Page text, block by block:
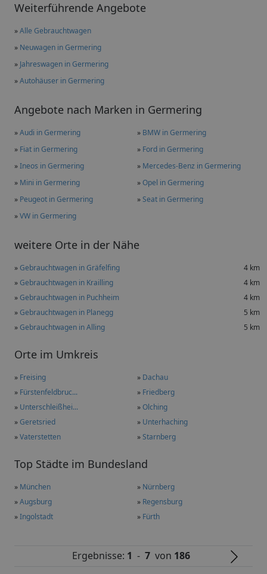
Weiterführende Angebote
»Alle Gebrauchtwagen
» Neuwagen in Germering
» Jahreswagen in Germering
»Autohäuser in Germering
Angebote nach Marken in Germering
»Audi in Germering » BMW in Germering
» Fiat in Germering » Ford in Germering
»Ineos in Germering » Mercedes-Benz in Germering
» Mini in Germering »Opel in Germering
» Peugeot in Germering »Seat in Germering
»VW in Germering
weitere Orte in der Nähe
»Gebrauchtwagen in Gräfelfing
4 km
»Gebrauchtwagen in Krailling
4 km
»Gebrauchtwagen in Puchheim
4 km
»Gebrauchtwagen in Planegg
5 km
»Gebrauchtwagen in Alling 5 km
Orte im Umkreis
» Freising » Dachau
» Fürstenfeldbruc... » Friedberg
» Unterschleißhei... »Olching
»Geretsried » Unterhaching
»Vaterstetten »Starnberg
Top Städte im Bundesland
» München » Nürnberg
»Augsburg » Regensburg
»Ingolstadt » Fürth
Ergebnisse: 1 - 7von 186